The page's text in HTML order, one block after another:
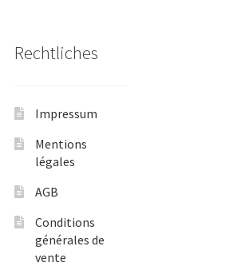
Rechtliches
Impressum
Mentions
légales
AGB
Conditions
générales de
vente